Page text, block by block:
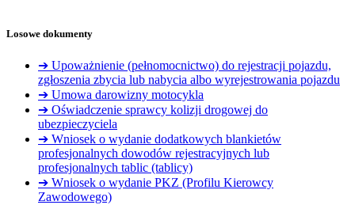
Losowe dokumenty
➔ Upoważnienie (pełnomocnictwo) do rejestracji pojazdu,
zgłoszenia zbycia lub nabycia albo wyrejestrowania pojazdu
➔ Umowa darowizny motocykla
➔ Oświadczenie sprawcy kolizji drogowej do
ubezpieczyciela
➔ Wniosek o wydanie dodatkowych blankietów
profesjonalnych dowodów rejestracyjnych lub
profesjonalnych tablic (tablicy)
➔ Wniosek o wydanie PKZ (Profilu Kierowcy
Zawodowego)